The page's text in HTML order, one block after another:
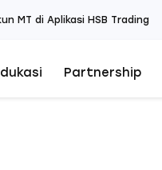
MT di Aplikasi HSB Trading
Partnership